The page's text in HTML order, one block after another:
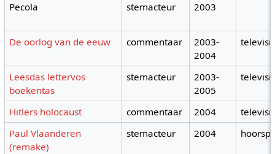
Pecola
stemacteur 2003
De oorlog van de eeuw commentaar
2003-
2004
Leesdas lettervos
boekentas
stemacteur
2003-
2005
Hitlers holocaust commentaar 2004
Paul Vlaanderen
(remake)
stemacteur 2004